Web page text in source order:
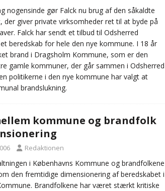
nogensinde gør Falck nu brug af den såkaldte
der giver private virksomheder ret til at byde på
Falck har sendt et tilbud til Odsherred
beredskab for hele den nye kommune. I 18 år
brand i Dragsholm Kommune, som er den
gamle kommuner, der går sammen i Odsherred
politikerne i den nye kommune har valgt at
brandslukning.
kommune og brandfolk
Redaktionen
i Københavns Kommune og brandfolkene
den fremtidige dimensionering af beredskabet i
Brandfolkene har været stærkt kritiske